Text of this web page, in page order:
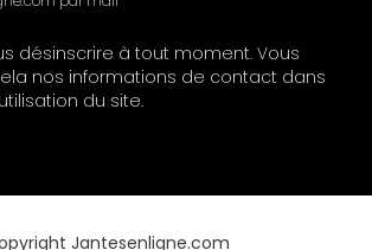
désinscrire à tout moment. Vous
nos informations de contact dans
du site.
Jantesenligne.com